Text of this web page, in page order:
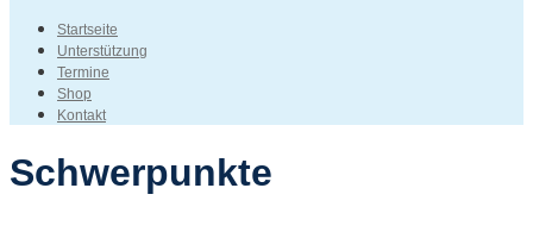
Startseite
Unterstützung
Termine
Shop
Kontakt
Schwerpunkte